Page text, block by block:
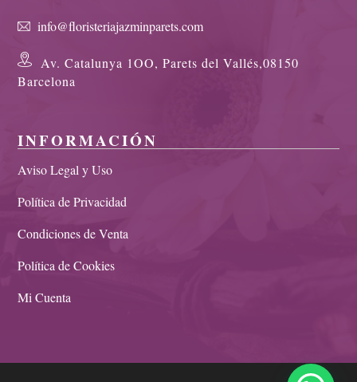
info@floristeriajazminparets.com
Av. Catalunya 1OO, Parets del Vallés,08150
Barcelona
INFORMACIÓN
Aviso Legal y Uso
Política de Privacidad
Condiciones de Venta
Política de Cookies
Mi Cuenta